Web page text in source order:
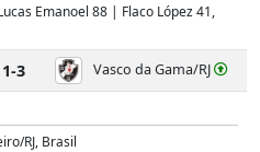
Emanoel 88 | Flaco López 41,
1-3 Vasco da Gama/RJ
RJ, Brasil